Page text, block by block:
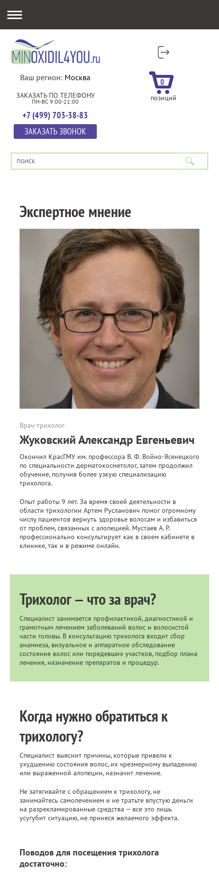
Ваш регион: Москва
ЗАКАЗАТЬ ПО ТЕЛЕФОНУ
ПН-ВС 9:00-21:00
+7 (499) 703-38-83
ЗАКАЗАТЬ ЗВОНОК
0
позиций
Экспертное мнение
Врач-трихолог
Жуковский Александр Евгеньевич
Окончил КрасГМУ им. профессора В. Ф. Войно-Ясенецкого
по специальности дерматокосметолог, затем продолжил
обучение, получив более узкую специализацию
трихолога.
Опыт работы 9 лет. За время своей деятельности в
области трихологии Артем Русланович помог огромному
числу пациентов вернуть здоровье волосам и избавиться
от проблем, связанных с алопецией. Мустаев А. Р.
профессионально консультирует как в своем кабинете в
клинике, так и в режиме онлайн.
Трихолог — что за врач?
Специалист занимается профилактикой, диагностикой и
грамотным лечением заболеваний волос и волосистой
части головы. В консультацию трихолога входит сбор
анамнеза, визуальное и аппаратное обследование
состояния волос или поредевших участков, подбор плана
лечения, назначение препаратов и процедур.
Когда нужно обратиться к
трихологу?
Специалист выяснит причины, которые привели к
ухудшению состояния волос, их чрезмерному выпадению
или выраженной алопеции, назначит лечение.
Не затягивайте с обращением к трихологу, не
занимайтесь самолечением и не тратьте впустую деньги
на разрекламированные средства — все это лишь
усугубит ситуацию, не принеся желаемого эффекта.
Поводов для посещения трихолога
достаточно: